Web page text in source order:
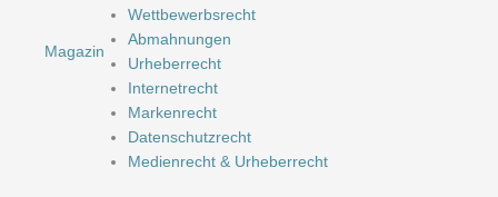
Magazin
Wettbewerbsrecht
Abmahnungen
Urheberrecht
Internetrecht
Markenrecht
Datenschutzrecht
Medienrecht & Urheberrecht